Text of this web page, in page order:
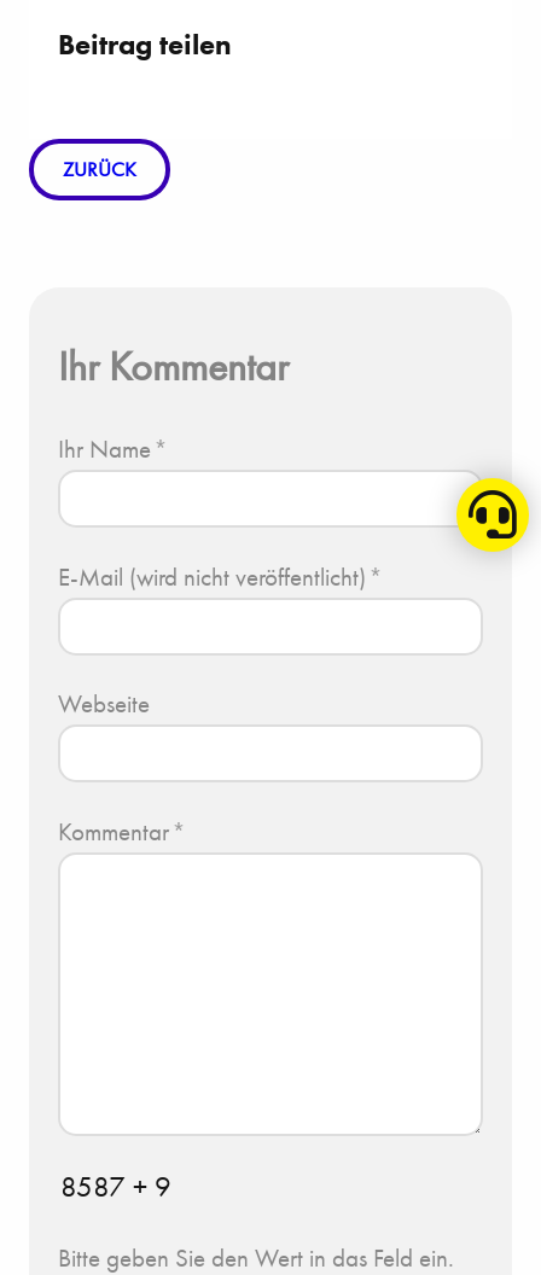
Beitrag teilen
ZURÜCK
Ihr Kommentar
Ihr Name *
E-Mail (wird nicht veröffentlicht) *
Webseite
Kommentar*
8587 + 9
Bitte geben Sie den Wert in das Feld ein.